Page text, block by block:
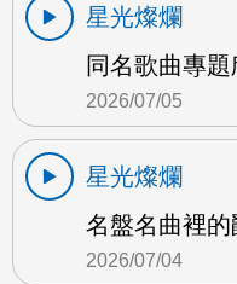
星光燦爛
同名歌曲專
2026/07/05
星光燦爛
名盤名曲裡
2026/07/04